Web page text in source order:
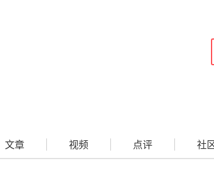
文章 视频 点评 社